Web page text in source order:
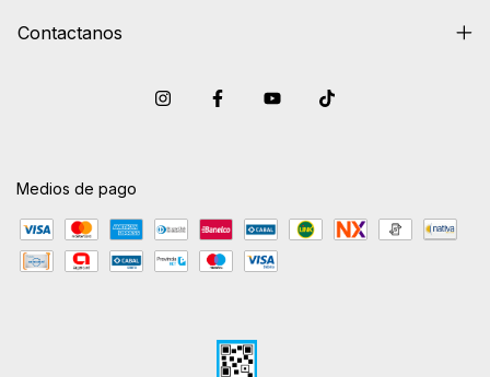
Contactanos
Medios de pago